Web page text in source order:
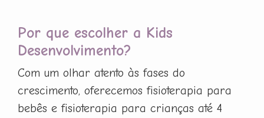
Por que escolher a Kids
Desenvolvimento?
Com um olhar atento às fases do
crescimento, oferecemos fisioterapia para
bebês e fisioterapia para crianças até 4